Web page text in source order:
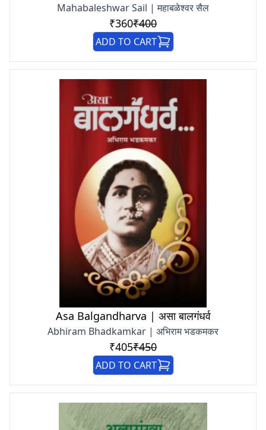
Mahabaleshwar Sail | महाबळेश्वर सैल
₹360₹400
ADD TO CART
Asa Balgandharva | असा बालगंधर्व
Abhiram Bhadkamkar | अभिराम भडकमकर
₹405₹450
ADD TO CART